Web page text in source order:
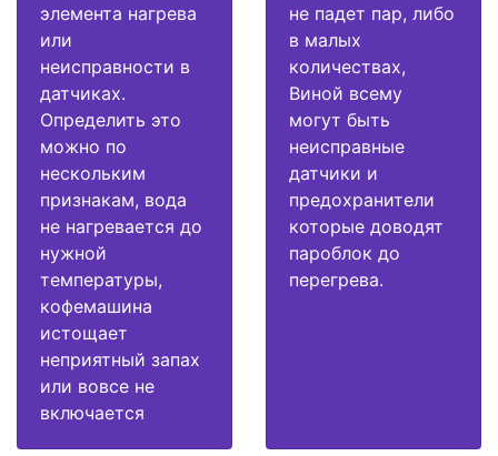
элемента нагрева
или
неисправности в
датчиках.
Определить это
можно по
нескольким
признакам, вода
не нагревается до
нужной
температуры,
кофемашина
истощает
неприятный запах
или вовсе не
включается
не падет пар, либо
в малых
количествах,
Виной всему
могут быть
неисправные
датчики и
предохранители
которые доводят
пароблок до
перегрева.